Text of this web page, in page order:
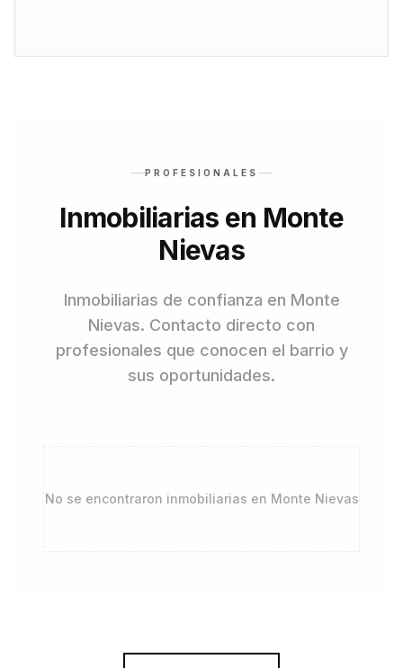
PROFESIONALES
Inmobiliarias en Monte
Nievas
Inmobiliarias de confianza en Monte
Nievas. Contacto directo con
profesionales que conocen el barrio y
sus oportunidades.
No se encontraron inmobiliarias en Monte Nievas